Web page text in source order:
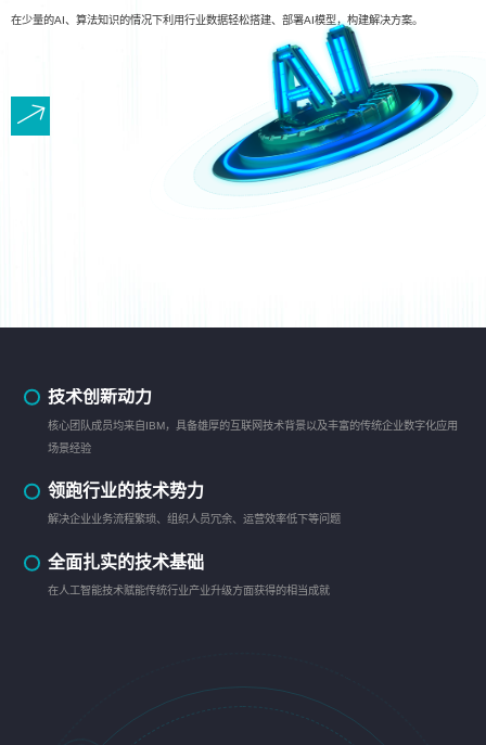
在少量的AI、算法知识的情况下利用行业数据轻松搭建、部署AI模型，构建解决方案。
技术创新动力
核心团队成员均来自IBM，具备雄厚的互联网技术背景以及丰富的传统企业数字化应用
场景经验
领跑行业的技术势力
解决企业业务流程繁琐、组织人员冗余、运营效率低下等问题
全面扎实的技术基础
在人工智能技术赋能传统行业产业升级方面获得的相当成就